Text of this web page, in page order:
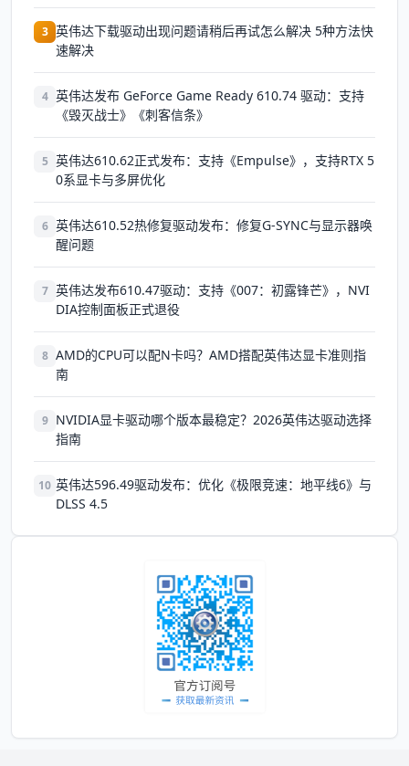
3 英伟达下载驱动出现问题请稍后再试怎么解决 5种方法快
速解决
4 英伟达发布 GeForce Game Ready 610.74 驱动：支持
《毁灭战士》《刺客信条》
5 英伟达610.62正式发布：支持《Empulse》，支持RTX 5
0系显卡与多屏优化
6 英伟达610.52热修复驱动发布：修复G-SYNC与显示器唤
醒问题
7 英伟达发布610.47驱动：支持《007：初露锋芒》，NVI
DIA控制面板正式退役
8 AMD的CPU可以配N卡吗？AMD搭配英伟达显卡准则指
南
9 NVIDIA显卡驱动哪个版本最稳定？2026英伟达驱动选择
指南
10 英伟达596.49驱动发布：优化《极限竞速：地平线6》与
DLSS 4.5